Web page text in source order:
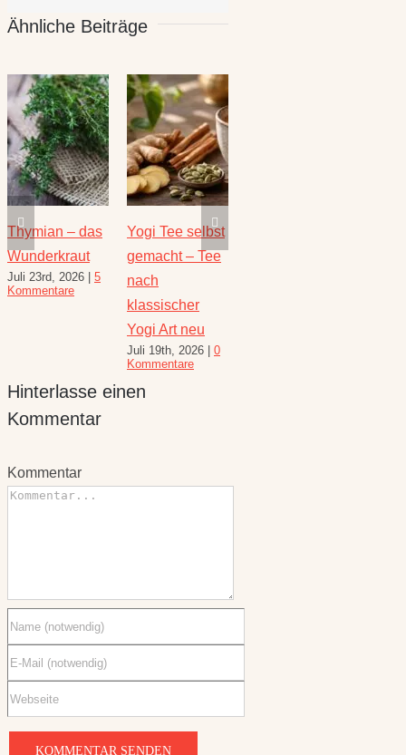
Ähnliche Beiträge
Thymian – das
Wunderkraut
Juli 23rd, 2026
5
Kommentare
Yogi Tee selbst
gemacht – Tee
nach
klassischer
Yogi Art neu
Juli 19th, 2026
0
Kommentare
Hinterlasse einen
Kommentar
Kommentar